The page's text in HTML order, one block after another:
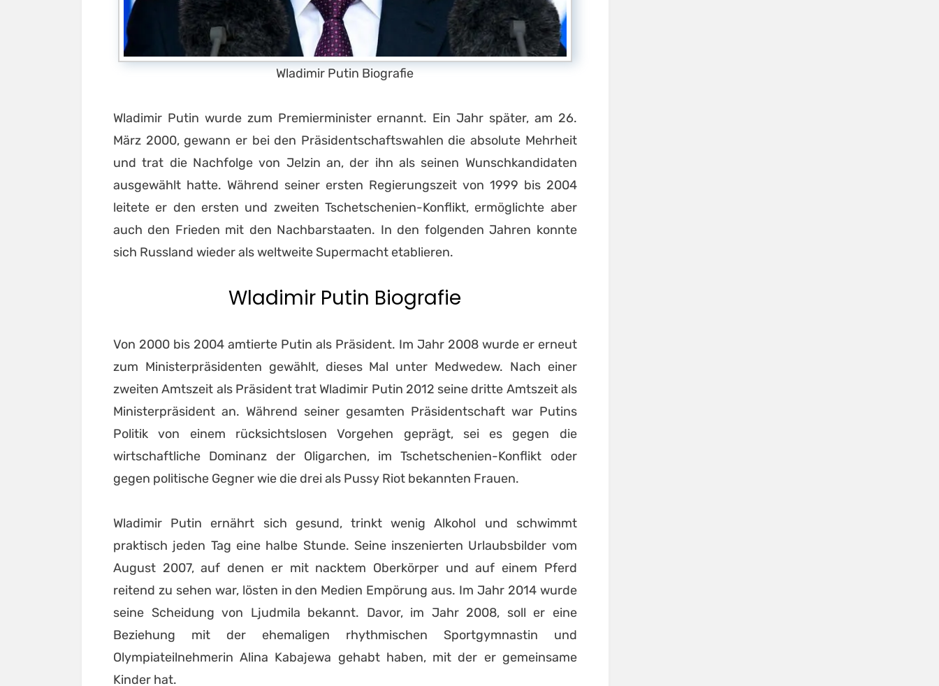
Wladimir Putin Biografie
Wladimir Putin wurde zum Premierminister ernannt. Ein Jahr später, am 26.
März 2000, gewann er bei den Präsidentschaftswahlen die absolute Mehrheit
und trat die Nachfolge von Jelzin an, der ihn als seinen Wunschkandidaten
ausgewählt hatte. Während seiner ersten Regierungszeit von 1999 bis 2004
leitete er den ersten und zweiten Tschetschenien-Konflikt, ermöglichte aber
auch den Frieden mit den Nachbarstaaten. In den folgenden Jahren konnte
sich Russland wieder als weltweite Supermacht etablieren.
Wladimir Putin Biografie
Von 2000 bis 2004 amtierte Putin als Präsident. Im Jahr 2008 wurde er erneut
zum Ministerpräsidenten gewählt, dieses Mal unter Medwedew. Nach einer
zweiten Amtszeit als Präsident trat Wladimir Putin 2012 seine dritte Amtszeit als
Ministerpräsident an. Während seiner gesamten Präsidentschaft war Putins
Politik von einem rücksichtslosen Vorgehen geprägt, sei es gegen die
wirtschaftliche Dominanz der Oligarchen, im Tschetschenien-Konflikt oder
gegen politische Gegner wie die drei als Pussy Riot bekannten Frauen.
Wladimir Putin ernährt sich gesund, trinkt wenig Alkohol und schwimmt
praktisch jeden Tag eine halbe Stunde. Seine inszenierten Urlaubsbilder vom
August 2007, auf denen er mit nacktem Oberkörper und auf einem Pferd
reitend zu sehen war, lösten in den Medien Empörung aus. Im Jahr 2014 wurde
seine Scheidung von Ljudmila bekannt. Davor, im Jahr 2008, soll er eine
Beziehung mit der ehemaligen rhythmischen Sportgymnastin und
Olympiateilnehmerin Alina Kabajewa gehabt haben, mit der er gemeinsame
Kinder hat.